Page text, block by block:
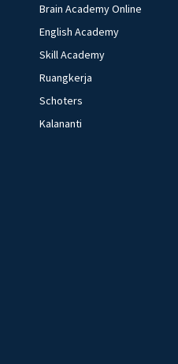
Brain Academy Online
English Academy
Skill Academy
Ruangkerja
Schoters
Kalananti